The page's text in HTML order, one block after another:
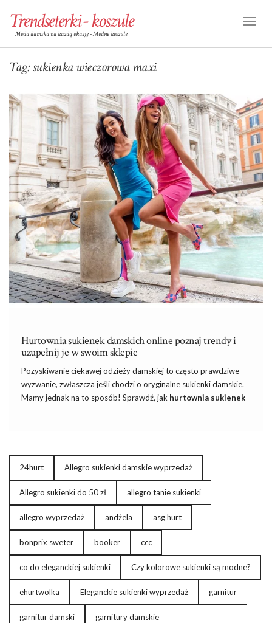
Trendseterki - koszule
Moda damska na każdą okazję - Modne koszule
Tag:sukienka wieczorowa maxi
Hurtownia sukienek damskich online poznaj trendy i
uzupełnij je w swoim sklepie
Pozyskiwanie ciekawej odzieży damskiej to często prawdziwe
wyzwanie, zwłaszcza jeśli chodzi o oryginalne sukienki damskie.
Mamy jednak na to sposób! Sprawdź, jak hurtownia sukienek
ważną rzeczą jest śledzenie modowych trendów. Bez tego
trudno wyobrazić sobie możliwość odniesienia biznesowego
sukcesu, zwłaszcza obecnie, gdy konkurencja na rynku jest tak
duża. Bardzo istotną rolę, jeśli chodzi o rozwój Twojej marki
sezon
. Jeśli zdecydujesz się …
24hurt Allegro sukienki damskie wyprzedaż
Allegro sukienki do 50 zł allegro tanie sukienki
allegro wyprzedaż andżela asg hurt
bonprix sweter booker ccc
co do eleganckiej sukienki Czy kolorowe sukienki są modne?
ehurtwolka Eleganckie sukienki wyprzedaż garnitur
garnitur damski garnitury damskie